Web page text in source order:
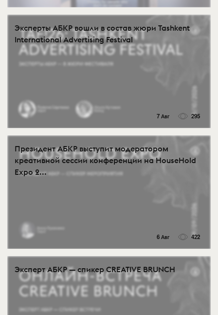
Эксперты АБКР вошли в состав жюри Tashkent
International Advertising Festival
7 Авг 295
Президент АБКР выступит модератором
креативной сессии конференции на HouseHold
Expo 2...
6 Авг 422
Эксперт АБКР — спикер CREATIVE BRUNCH